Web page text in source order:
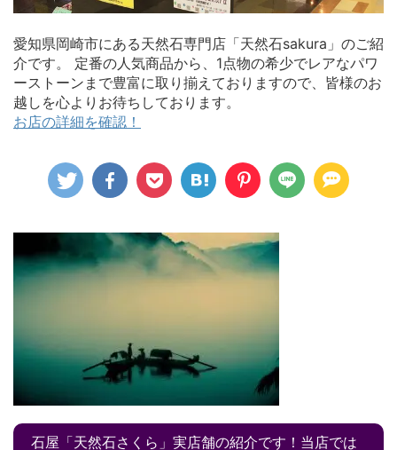
愛知県岡崎市にある天然石専門店「天然石sakura」のご紹
介です。 定番の人気商品から、1点物の希少でレアなパワ
ーストーンまで豊富に取り揃えておりますので、皆様のお
越しを心よりお待ちしております。
お店の詳細を確認！
石屋「天然石さくら」実店舗の紹介です！当店では